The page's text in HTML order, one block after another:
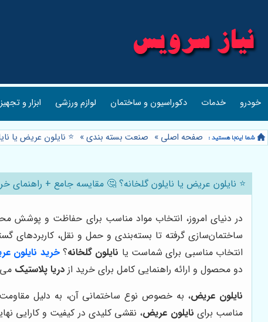
خودرو خدمات دکوراسیون و ساختمان لوازم ورزشی ابزار و
صفحه اصلی » صنعت بسته بندی» ⭐️ نایلون عریض یا
⭐️ نایلون عریض یا نایلون گلخانه؟ 🤔 مقایسه جامع + راهنمای
در دنیای امروز، انتخاب مواد مناسب برای حفاظت و پوشش
ساختمان‌سازی گرفته تا بسته‌بندی و حمل و نقل، کاربردهای
انتخاب مناسبی برای شماست یا نایلون گلخانه؟خرید نایلون
دو محصول و ارائه راهنمایی کامل برای خرید از دریا پلاستیک
نایلون عریض، به خصوص نوع ساختمانی آن، به دلیل مقاومت
مناسب برای نایلون عریض، نقشی کلیدی در کیفیت و کارایی